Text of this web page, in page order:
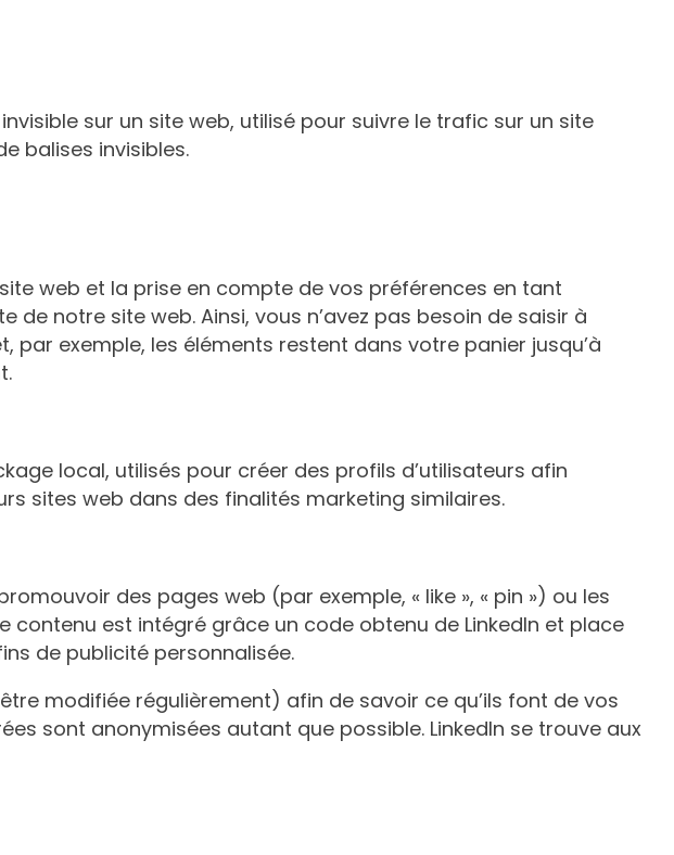
sur un site web, utilisé pour suivre le trafic sur un site
balises invisibles.
web et la prise en compte de vos préférences en tant
notre site web. Ainsi, vous n’avez pas besoin de saisir à
exemple, les éléments restent dans votre panier jusqu’à
local, utilisés pour créer des profils d’utilisateurs afin
sites web dans des finalités marketing similaires.
des pages web (par exemple, « like », « pin ») ou les
contenu est intégré grâce un code obtenu de LinkedIn et place
de publicité personnalisée.
modifiée régulièrement) afin de savoir ce qu’ils font de vos
sont anonymisées autant que possible. LinkedIn se trouve aux